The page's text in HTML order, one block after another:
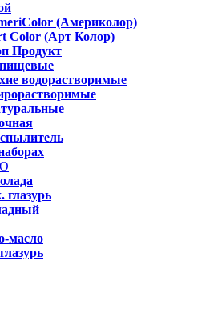
(Америколор)
Color (Арт Колор)
Продукт
водорастворимые
масло